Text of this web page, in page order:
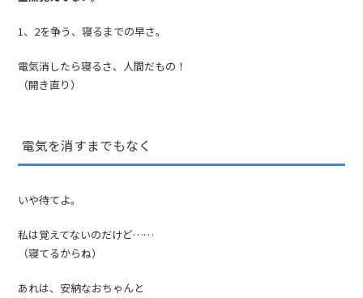
1、2を争う、寝るまでの早さ。
電気消したら寝るさ、人間だもの！
（開き直り）
電気を消すまでもなく
いや待てよ。
私は覚えてないのだけど……
（寝てるからね）
あれは、安納なおちゃんと